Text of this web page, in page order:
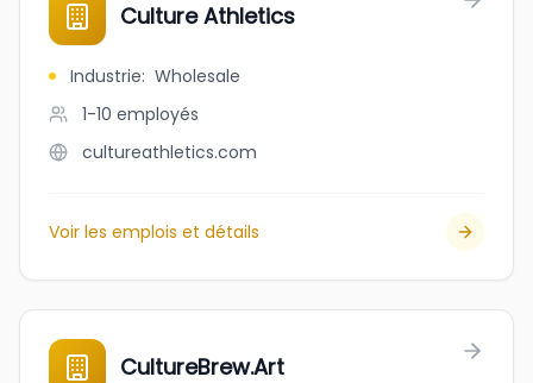
Culture Athletics
Industrie: Wholesale
1-10 employés
cultureathletics.com
Voir les emplois et détails
CultureBrew.Art